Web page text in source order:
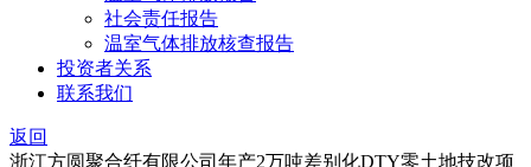
社会责任报告
温室气体排放核查报告
投资者关系
联系我们
返回
浙江方圆聚合纤有限公司年产2万吨差别化DTY零土地技改项